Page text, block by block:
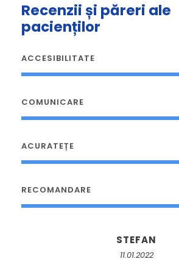
Recenzii și păreri ale
pacienților
ACCESIBILITATE
COMUNICARE
ACURATEȚE
RECOMANDARE
STEFAN
11.01.2022